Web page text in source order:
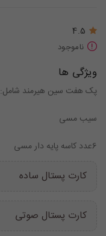
4.5
ناموجود
ویژگی ها
پک هفت سین هیرمند شامل:
سیب مسی
6عدد کاسه پایه دار مسی
کارت پستال ساده
کارت پستال صوتی